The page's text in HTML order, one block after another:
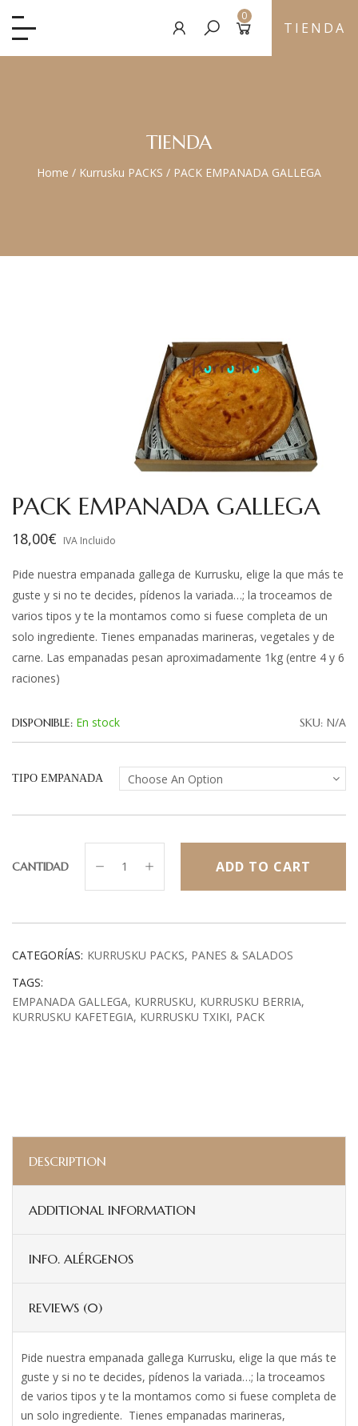
0
TIENDA
TIENDA
Home / Kurrusku PACKS / PACK EMPANADA GALLEGA
PACK EMPANADA GALLEGA
18,00€ IVA Incluido
Pide nuestra empanada gallega de Kurrusku, elige la que más te
guste y si no te decides, pídenos la variada…; la troceamos de
varios tipos y te la montamos como si fuese completa de un
solo ingrediente. Tienes empanadas marineras, vegetales y de
carne. Las empanadas pesan aproximadamente 1kg (entre 4 y 6
raciones)
DISPONIBLE: En stock SKU: N/A
TIPO EMPANADA
CANTIDAD ADD TO CART
CATEGORÍAS: KURRUSKU PACKS PANES & SALADOS
TAGS:
EMPANADA GALLEGA KURRUSKU KURRUSKU BERRIA
KURRUSKU KAFETEGIA KURRUSKU TXIKI PACK
DESCRIPTION
ADDITIONAL INFORMATION
INFO. ALÉRGENOS
REVIEWS (0)
Pide nuestra empanada gallega Kurrusku, elige la que más te
guste y si no te decides, pídenos la variada…; la troceamos
de varios tipos y te la montamos como si fuese completa de
un solo ingrediente. Tienes empanadas marineras,